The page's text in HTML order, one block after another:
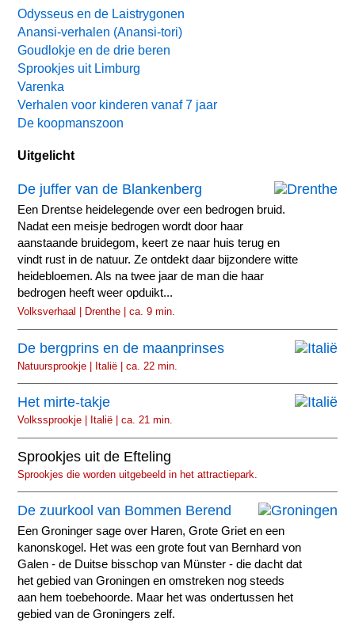
Odysseus en de Laistrygonen
Anansi-verhalen (Anansi-tori)
Goudlokje en de drie beren
Sprookjes uit Limburg
Varenka
Verhalen voor kinderen vanaf 7 jaar
De koopmanszoon
Uitgelicht
De juffer van de Blankenberg
Een Drentse heidelegende over een bedrogen bruid.
Nadat een meisje bedrogen wordt door haar
aanstaande bruidegom, keert ze naar huis terug en
vindt rust in de natuur. Ze ontdekt daar bijzondere witte
heidebloemen. Als na twee jaar de man die haar
bedrogen heeft weer opduikt...
Volksverhaal | Drenthe | ca. 9 min.
De bergprins en de maanprinses
Natuursprookje | Italië | ca. 22 min.
Het mirte-takje
Volkssprookje | Italië | ca. 21 min.
Sprookjes uit de Efteling
Sprookjes die worden uitgebeeld in het attractiepark.
De zuurkool van Bommen Berend
Een Groninger sage over Haren, Grote Griet en een
kanonskogel. Het was een grote fout van Bernhard von
Galen - de Duitse bisschop van Münster - die dacht dat
het gebied van Groningen en omstreken nog steeds
aan hem toebehoorde. Maar het was ondertussen het
gebied van de Groningers zelf.